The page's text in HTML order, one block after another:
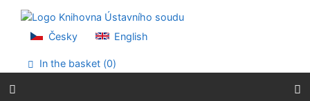
Go to menu
Accessibility declaration
Česky English
In the basket (0)